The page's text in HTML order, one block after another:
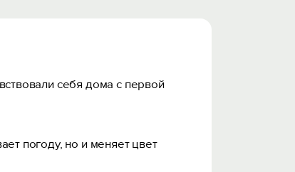
себя дома с первой
погоду, но и меняет цвет